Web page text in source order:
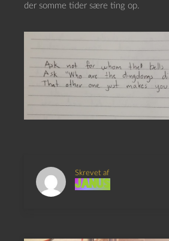
der somme tider sære ting op.
Skrevet af
Janus